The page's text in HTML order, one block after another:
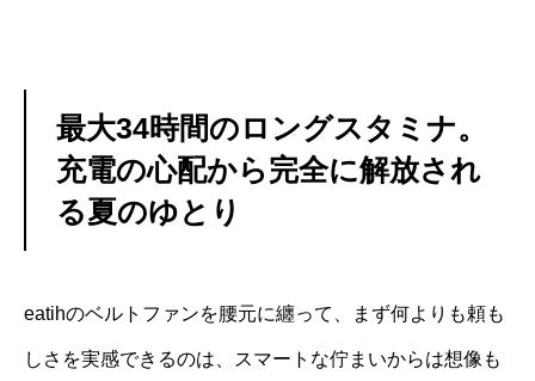
最大34時間のロングスタミナ。
充電の心配から完全に解放され
る夏のゆとり
eatihのベルトファンを腰元に纏って、まず何よりも頼も
しさを実感できるのは、スマートな佇まいからは想像も